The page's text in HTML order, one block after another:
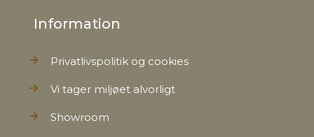
Ledning
Watt
information
Information
Privatlivspolitik og cookies
Vi tager miljøet alvorligt
Showroom